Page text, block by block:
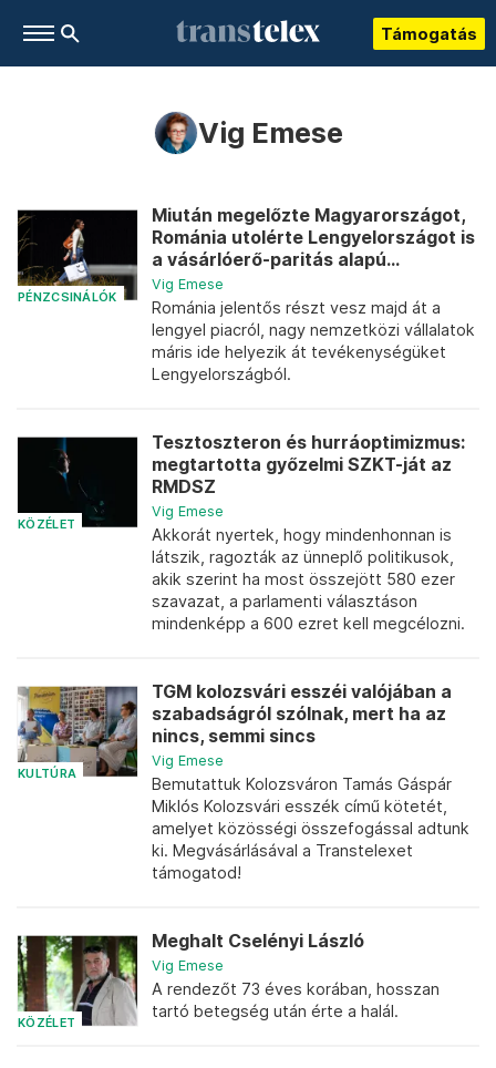
Támogatás
Vig Emese
PÉNZCSINÁLÓK
Miután megelőzte Magyarországot,
Románia utolérte Lengyelországot is
a vásárlóerő-paritás alapú...
Vig Emese
Románia jelentős részt vesz majd át a
lengyel piacról, nagy nemzetközi vállalatok
máris ide helyezik át tevékenységüket
Lengyelországból.
KÖZÉLET
Tesztoszteron és hurráoptimizmus:
megtartotta győzelmi SZKT-ját az
RMDSZ
Vig Emese
Akkorát nyertek, hogy mindenhonnan is
látszik, ragozták az ünneplő politikusok,
akik szerint ha most összejött 580 ezer
szavazat, a parlamenti választáson
mindenképp a 600 ezret kell megcélozni.
KULTÚRA
TGM kolozsvári esszéi valójában a
szabadságról szólnak, mert ha az
nincs, semmi sincs
Vig Emese
Bemutattuk Kolozsváron Tamás Gáspár
Miklós Kolozsvári esszék című kötetét,
amelyet közösségi összefogással adtunk
ki. Megvásárlásával a Transtelexet
támogatod!
KÖZÉLET
Meghalt Cselényi László
Vig Emese
A rendezőt 73 éves korában, hosszan
tartó betegség után érte a halál.